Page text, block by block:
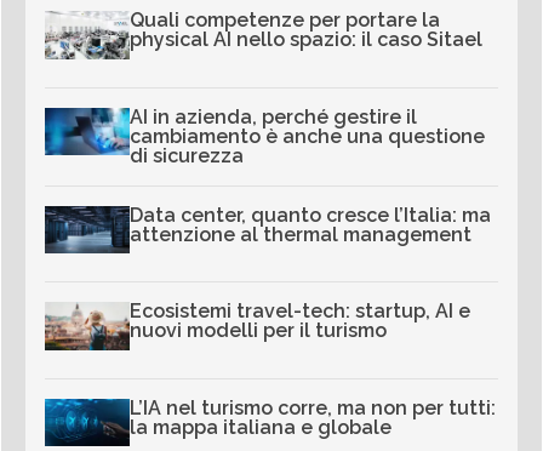
Quali competenze per portare la
physical AI nello spazio: il caso Sitael
AI in azienda, perché gestire il
cambiamento è anche una questione
di sicurezza
Data center, quanto cresce l’Italia: ma
attenzione al thermal management
Ecosistemi travel-tech: startup, AI e
nuovi modelli per il turismo
L’IA nel turismo corre, ma non per tutti:
la mappa italiana e globale